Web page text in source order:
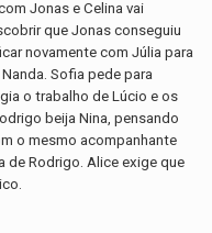
Jonas e Celina vai
que Jonas conseguiu
novamente com Júlia para
Sofia pede para
o trabalho de Lúcio e os
beija Nina, pensando
o mesmo acompanhante
de Rodrigo. Alice exige que